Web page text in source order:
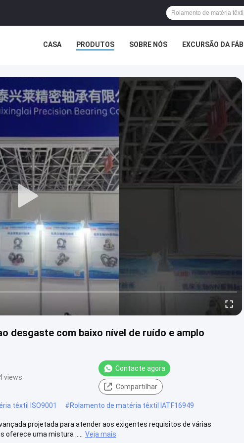
CASA PRODUTOS SOBRE NÓS EXCURSÃO DA
desgaste com baixo nível de ruído e amplo
views
Contacte agora
Compartilhar
têxtil ISO9001 #Rolamento de matéria têxtil IATF16949
projetada para atender aos exigentes requisitos de várias
uma mistura .....
Veja mais